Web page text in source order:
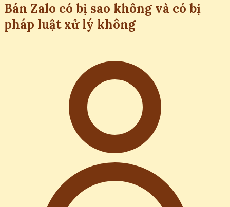
Bán Zalo có bị sao không và có bị
pháp luật xử lý không